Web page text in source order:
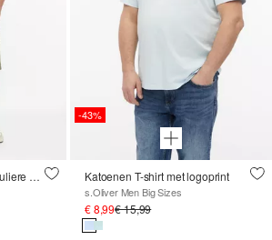
Phoenix: Bermuda in reguliere pasvorm met ceintuur van textiel
-43%
Katoenen T-shirt met logoprint
s.Oliver Men Big Sizes
€ 8,99€ 15,99